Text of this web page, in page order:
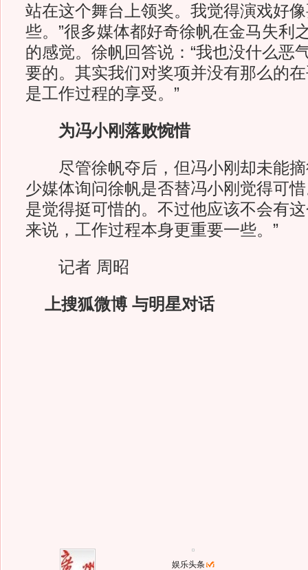
站在这个舞台上领奖。我觉得演戏好
些。”很多媒体都好奇徐帆在金马失利
的感觉。徐帆回答说：“我也没什么恶
要的。其实我们对奖项并没有那么的
是工作过程的享受。”
为冯小刚落败惋惜
尽管徐帆夺后，但冯小刚却未能摘
少媒体询问徐帆是否替冯小刚觉得可
是觉得挺可惜的。不过他应该不会有
来说，工作过程本身更重要一些。”
记者 周昭
上搜狐微博 与明星对话
娱乐头条